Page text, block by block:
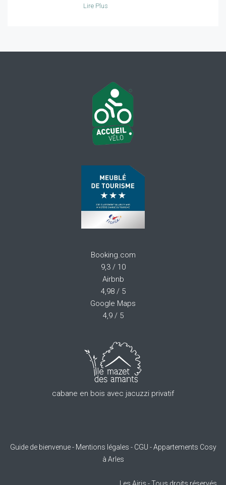
Lire Plus
Booking.com
9,3 / 10
Airbnb
4,98 / 5
Google Maps
4,9 / 5
cabane en bois avec jacuzzi privatif
Guide de bienvenue- Mentions légales - CGU -Appartements Cosy
à Arles